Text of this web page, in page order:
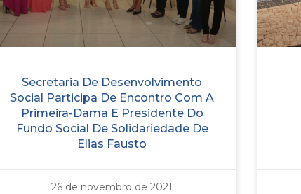
Secretaria De Desenvolvimento
Social Participa De Encontro Com A
Primeira-Dama E Presidente Do
Fundo Social De Solidariedade De
Elias Fausto
26 de novembro de 2021